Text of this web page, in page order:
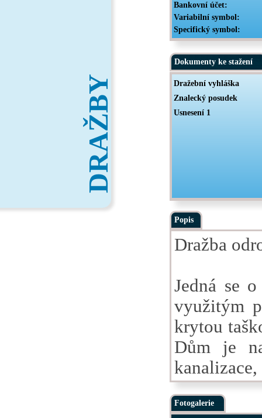
DRAŽBY
Bankovní účet:
Variabilní symbol:
Specifický symbol:
Dokumenty ke stažení
Dražební vyhláška
Znalecký posudek
Usnesení 1
Popis
Dražba
Jedná se
využitým
krytou
Dům je
Fotogalerie